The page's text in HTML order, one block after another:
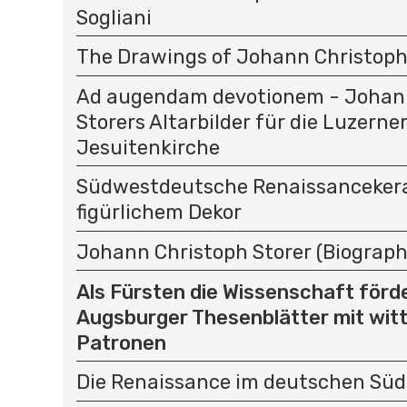
Sogliani
The Drawings of Johann
Ad augendam devotionem -
Storers Altarbilder für die Luzerner
Jesuitenkirche
Südwestdeutsche
figürlichem Dekor
Johann Christoph Storer
Als Fürsten die Wissenschaft
Augsburger Thesenblätter mit
Patronen
Die Renaissance im deutschen